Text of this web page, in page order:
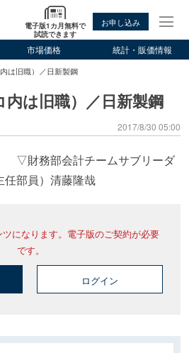
電子版1カ月無料で
試読できます
お申し込み
市場価格 統計・販価情報
は旧職）／日新製鋼
内は旧職）／日新製鋼
2017/8/30 05:00
▽財務部会計チームサブリーダ
任部員）清藤隆哉
になります。電子版のご契約が必要
です。
ログイン